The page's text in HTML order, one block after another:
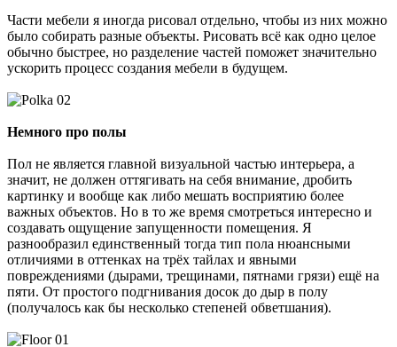
Части мебели я иногда рисовал отдельно, чтобы из них можно
было собирать разные объекты. Рисовать всё как одно целое
обычно быстрее, но разделение частей поможет значительно
ускорить процесс создания мебели в будущем.
Немного про полы
Пол не является главной визуальной частью интерьера, а
значит, не должен оттягивать на себя внимание, дробить
картинку и вообще как либо мешать восприятию более
важных объектов. Но в то же время смотреться интересно и
создавать ощущение запущенности помещения. Я
разнообразил единственный тогда тип пола нюансными
отличиями в оттенках на трёх тайлах и явными
повреждениями (дырами, трещинами, пятнами грязи) ещё на
пяти. От простого подгнивания досок до дыр в полу
(получалось как бы несколько степеней обветшания).